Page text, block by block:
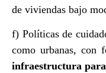
de viviendas bajo
f) Políticas de
como urbanas, con
infraestructura